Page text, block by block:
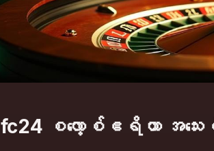
fc24 စလော့စ်ဧရိယာ အသေ